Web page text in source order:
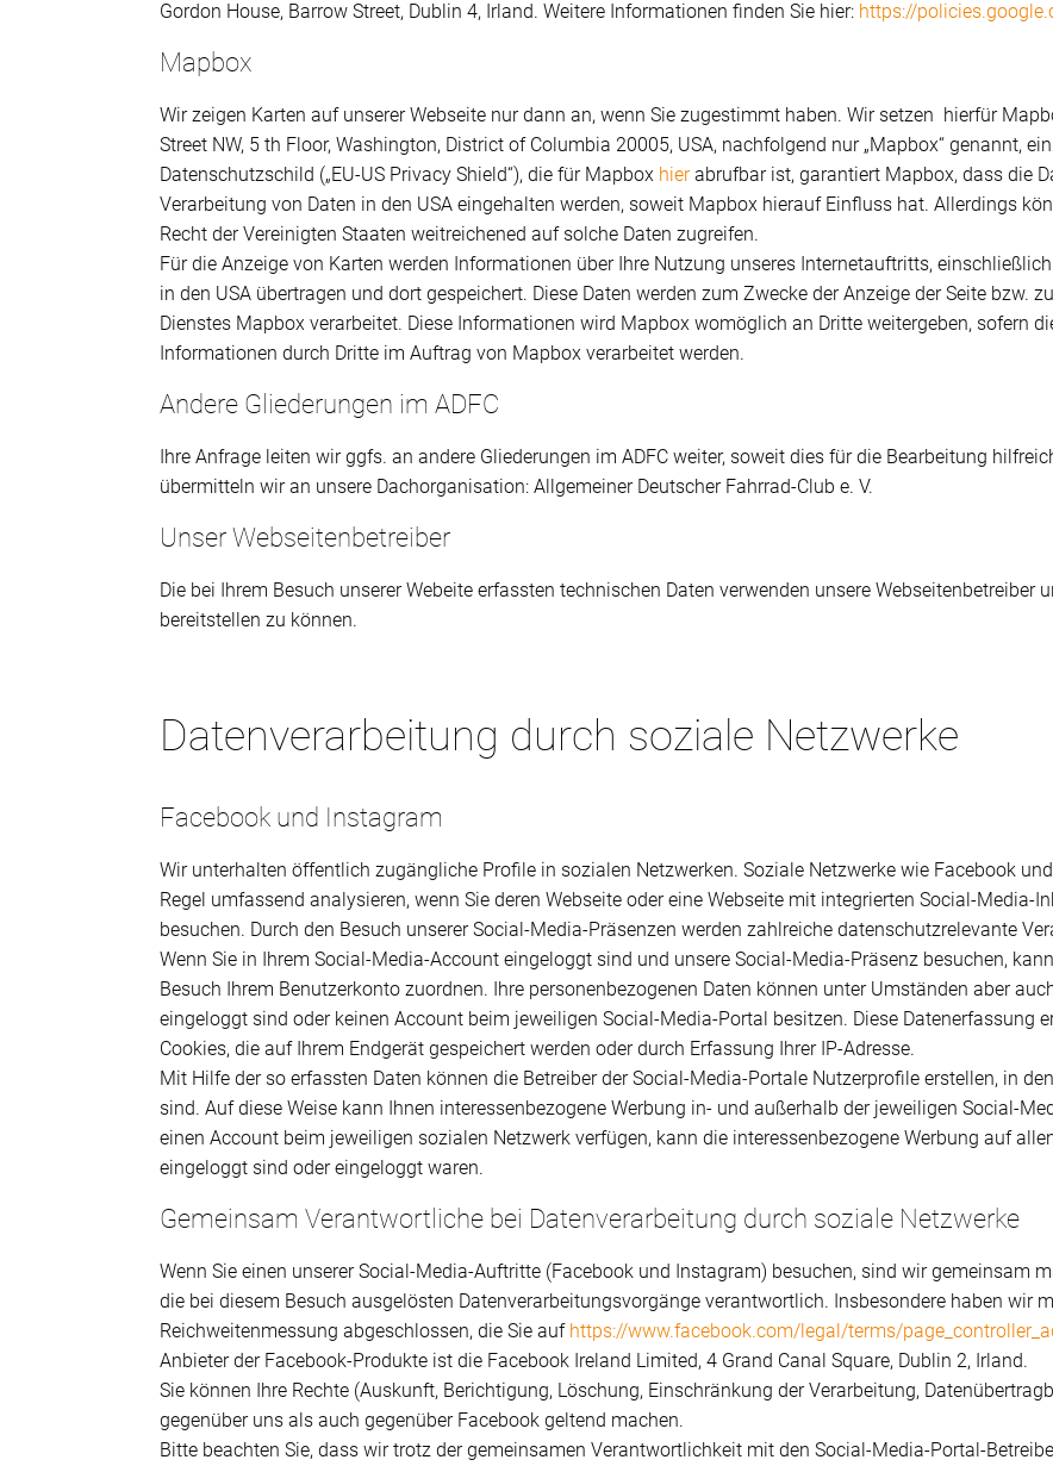
Gordon House, Barrow Street, Dublin 4, Irland. Weitere Informationen finden Sie hier: https://
Mapbox
Wir zeigen Karten auf unserer Webseite nur dann an, wenn Sie zugestimmt haben. Wir setzen hierfür
Street NW, 5 th Floor, Washington, District of Columbia 20005, USA, nachfolgend nur „Mapbox“ genannt,
Datenschutzschild („EU-US Privacy Shield“), die für Mapbox hierabrufbar ist, garantiert Mapbox, dass die
Verarbeitung von Daten in den USA eingehalten werden, soweit Mapbox hierauf Einfluss hat. Allerdings
Recht der Vereinigten Staaten weitreichened auf solche Daten zugreifen.
Für die Anzeige von Karten werden Informationen über Ihre Nutzung unseres Internetauftritts,
in den USA übertragen und dort gespeichert. Diese Daten werden zum Zwecke der Anzeige der Seite bzw.
Dienstes Mapbox verarbeitet. Diese Informationen wird Mapbox womöglich an Dritte weitergeben, sofern
Informationen durch Dritte im Auftrag von Mapbox verarbeitet werden.
Andere Gliederungen im ADFC
Ihre Anfrage leiten wir ggfs. an andere Gliederungen im ADFC weiter, soweit dies für die Bearbeitung
übermitteln wir an unsere Dachorganisation: Allgemeiner Deutscher Fahrrad-Club e. V.
Unser Webseitenbetreiber
Die bei Ihrem Besuch unserer Webeite erfassten technischen Daten verwenden unsere Webseitenbetreiber
bereitstellen zu können.
Datenverarbeitung durch soziale Netzwerke
Facebook und Instagram
Wir unterhalten öffentlich zugängliche Profile in sozialen Netzwerken. Soziale Netzwerke wie Facebook
Regel umfassend analysieren, wenn Sie deren Webseite oder eine Webseite mit integrierten Social-Media-
besuchen. Durch den Besuch unserer Social-Media-Präsenzen werden zahlreiche datenschutzrelevante
Wenn Sie in Ihrem Social-Media-Account eingeloggt sind und unsere Social-Media-Präsenz besuchen,
Besuch Ihrem Benutzerkonto zuordnen. Ihre personenbezogenen Daten können unter Umständen aber
eingeloggt sind oder keinen Account beim jeweiligen Social-Media-Portal besitzen. Diese Datenerfassung
Cookies, die auf Ihrem Endgerät gespeichert werden oder durch Erfassung Ihrer IP-Adresse.
Mit Hilfe der so erfassten Daten können die Betreiber der Social-Media-Portale Nutzerprofile erstellen, in
sind. Auf diese Weise kann Ihnen interessenbezogene Werbung in- und außerhalb der jeweiligen Social-
einen Account beim jeweiligen sozialen Netzwerk verfügen, kann die interessenbezogene Werbung auf
eingeloggt sind oder eingeloggt waren.
Gemeinsam Verantwortliche bei Datenverarbeitung durch soziale Netzwerke
Wenn Sie einen unserer Social-Media-Auftritte (Facebook und Instagram) besuchen, sind wir gemeinsam
die bei diesem Besuch ausgelösten Datenverarbeitungsvorgänge verantwortlich. Insbesondere haben wir
Reichweitenmessung abgeschlossen, die Sie auf https://www.facebook.com/legal/terms/
Anbieter der Facebook-Produkte ist die Facebook Ireland Limited, 4 Grand Canal Square, Dublin 2, Irland.
Sie können Ihre Rechte (Auskunft, Berichtigung, Löschung, Einschränkung der Verarbeitung,
gegenüber uns als auch gegenüber Facebook geltend machen.
Bitte beachten Sie, dass wir trotz der gemeinsamen Verantwortlichkeit mit den Social-Media-Portal-